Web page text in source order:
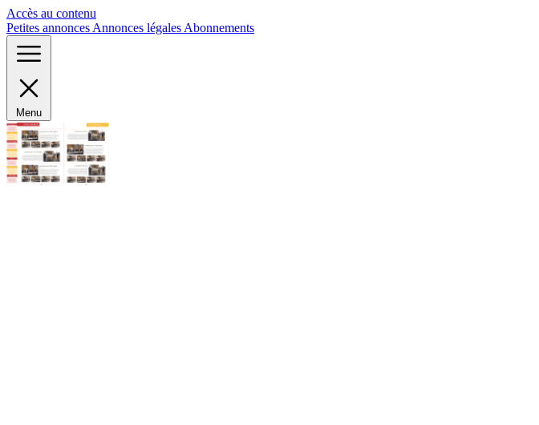
Accès au contenu
Petites annonces Annonces légales Abonnements
Menu
Panneau de gestion des cookies